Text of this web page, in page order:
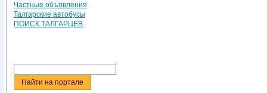
Частные объявления
Талгарские автобусы
ПОИСК ТАЛГАРЦЕВ